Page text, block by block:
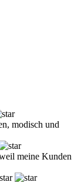
modisch und
meine Kunden